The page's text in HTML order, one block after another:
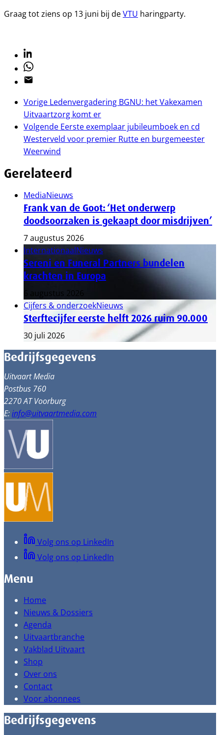
Graag tot ziens op 13 juni bij deVTU haringparty.
Linkedin
Whatsapp
Email
Vorige Ledenvergadering BGNU: het Vakexamen
Uitvaartzorg komt er
Volgende Eerste exemplaar jubileumboek en cd
Westerveld voor premier Rutte en burgemeester
Weerwind
Gerelateerd
MediaNieuws
Frank van de Goot: ‘Het onderwerp
doodsoorzaken is gekaapt door misdrijven’
7 augustus 2026
InternationaalNieuws
Sereni en Funeral Partners bundelen
krachten in Europa
6 augustus 2026
Cijfers & onderzoekNieuws
Sterftecijfer eerste helft 2026 ruim 90.000
30 juli 2026
Bedrijfsgegevens
Uitvaart Media
Postbus 760
2270 AT Voorburg
E:info@uitvaartmedia.com
Volg ons op LinkedIn
Volg ons op LinkedIn
Menu
Home
Nieuws & Dossiers
Agenda
Uitvaartbranche
Vakblad Uitvaart
Shop
Over ons
Contact
Voor abonnees
Bedrijfsgegevens